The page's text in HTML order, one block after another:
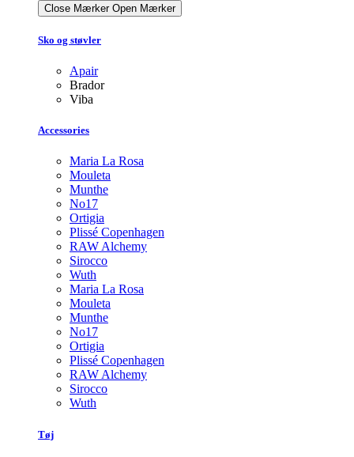
Close Mærker Open Mærker
Sko og støvler
Apair
Brador
Viba
Accessories
Maria La Rosa
Mouleta
Munthe
No17
Ortigia
Plissé Copenhagen
RAW Alchemy
Sirocco
Wuth
Maria La Rosa
Mouleta
Munthe
No17
Ortigia
Plissé Copenhagen
RAW Alchemy
Sirocco
Wuth
Tøj